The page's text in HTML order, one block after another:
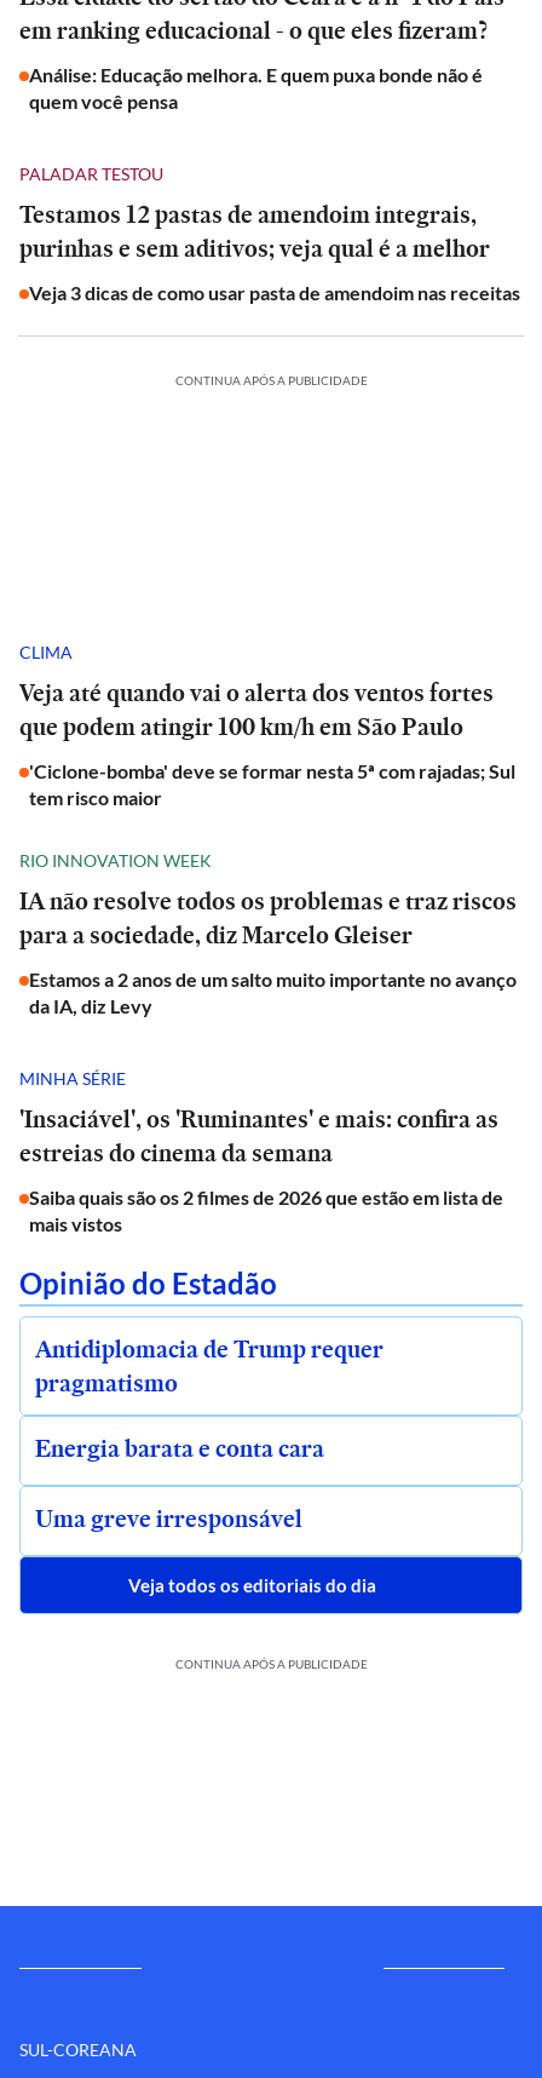
em ranking educacional - o que eles fizeram?
Análise: Educação melhora. E quem puxa bonde não é
quem você pensa
PALADAR TESTOU
Testamos 12 pastas de amendoim integrais,
purinhas e sem aditivos; veja qual é a melhor
Veja 3 dicas de como usar pasta de amendoim nas receitas
CONTINUA APÓS A PUBLICIDADE
CLIMA
Veja até quando vai o alerta dos ventos fortes
que podem atingir 100 km/h em São Paulo
'Ciclone-bomba' deve se formar nesta 5ª com rajadas; Sul
tem risco maior
RIO INNOVATION WEEK
IA não resolve todos os problemas e traz riscos
para a sociedade, diz Marcelo Gleiser
Estamos a 2 anos de um salto muito importante no avanço
da IA, diz Levy
MINHA SÉRIE
'Insaciável', os 'Ruminantes' e mais: confira as
estreias do cinema da semana
Saiba quais são os 2 filmes de 2026 que estão em lista de
mais vistos
Opinião do Estadão
Antidiplomacia de Trump requer
pragmatismo
Energia barata e conta cara
Uma greve irresponsável
Veja todos os editoriais do dia
CONTINUA APÓS A PUBLICIDADE
SUL-COREANA